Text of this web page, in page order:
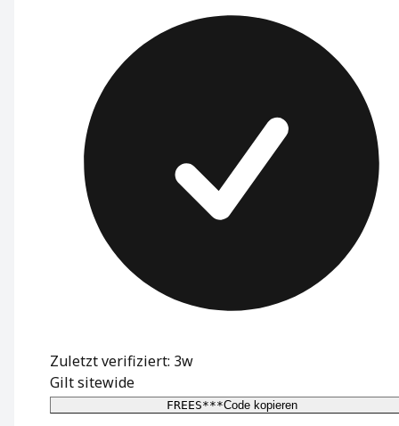
Zuletzt verifiziert: 3w
Gilt sitewide
FREES***Code kopieren